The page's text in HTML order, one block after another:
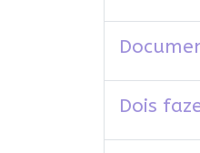
Dois